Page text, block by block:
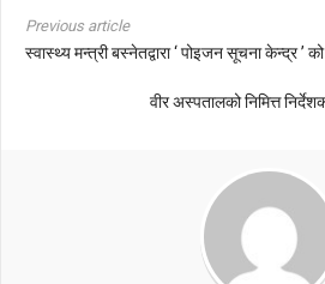
Previous article
स्वास्थ्य मन्त्री बस्नेतद्वारा ‘ पोइजन सूचना केन्द्र ’
वीर अस्पतालको निमित्त